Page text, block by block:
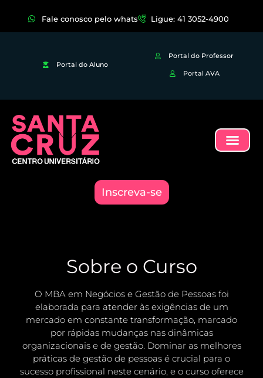
Fale conosco pelo whats Ligue: 41 3052-4900
Portal do Aluno
Portal do Professor
Portal AVA
Inscreva-se
Sobre o Curso
O MBA em Negócios e Gestão de Pessoas foi
elaborada para atender às exigências de um
mercado em constante transformação, marcado
por rápidas mudanças nas dinâmicas
organizacionais e de gestão. Dominar as melhores
práticas de gestão de pessoas é crucial para o
sucesso profissional neste cenário, e o curso oferece